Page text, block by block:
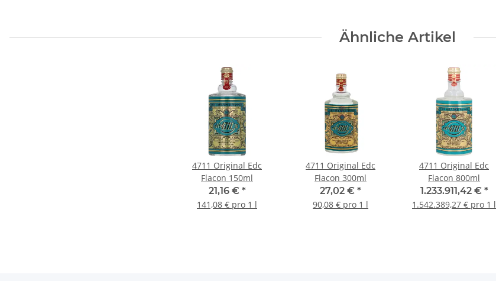
Ähnliche Artikel
4711 Original Edc
Flacon 150ml
21,16 € *
141,08 € pro 1 l
4711 Original Edc
Flacon 300ml
27,02 € *
90,08 € pro 1 l
4711 Original Edc
Flacon 800ml
1.233.911,42 € *
1.542.389,27 € pro 1 l